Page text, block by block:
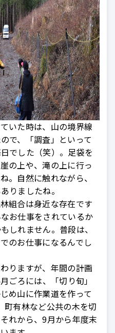
いた時は、山の境界線
で、「調査」といって
でした（笑）。足袋を
の上や、滝の上に行っ
。自然に触れながら、
りましたね。
組合は身近な存在です
お仕事をされているか
しれません。普段は、
のお仕事になるんでし
りますが、年間の計画
ごろには、「切り旬」
め山に作業道を作って
町有林など公共の木を切
れから、9月から年度末